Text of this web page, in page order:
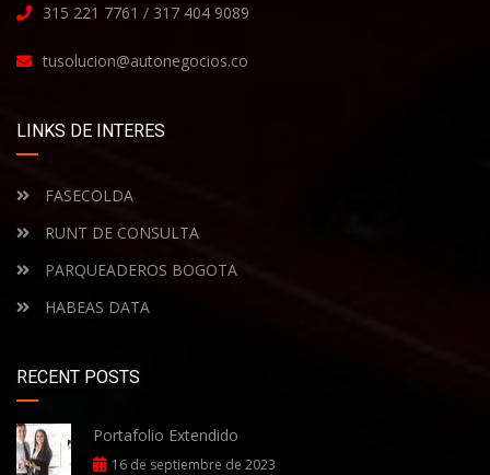
315 221 7761 / 317 404 9089
tusolucion@autonegocios.co
LINKS DE INTERES
FASECOLDA
RUNT DE CONSULTA
PARQUEADEROS BOGOTA
HABEAS DATA
RECENT POSTS
Portafolio Extendido
16 de septiembre de 2023